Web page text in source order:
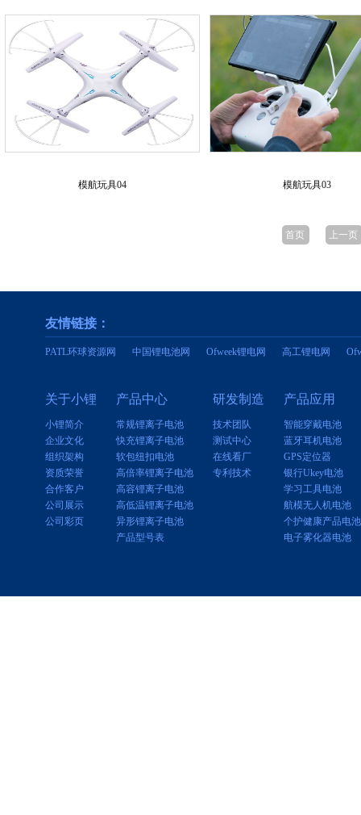
模航玩具04 模航玩具03
首页 上一页
友情链接：
PATL环球资源网 中国锂电池网 Ofweek锂电网 高工锂电网
关于小锂
小锂简介
企业文化
组织架构
资质荣誉
合作客户
公司展示
公司彩页
产品中心
常规锂离子电池
快充锂离子电池
软包纽扣电池
高倍率锂离子电池
高容锂离子电池
高低温锂离子电池
异形锂离子电池
产品型号表
研发制造
技术团队
测试中心
在线看厂
专利技术
产品应用
智能穿戴电池
蓝牙耳机电池
GPS定位器
银行Ukey电池
学习工具电池
航模无人机电池
个护健康产品电池
电子雾化器电池